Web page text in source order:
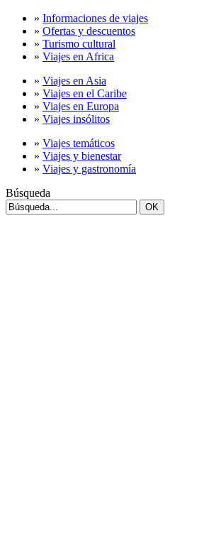
» Informaciones de viajes
» Ofertas y descuentos
» Turismo cultural
» Viajes en Africa
» Viajes en Asia
» Viajes en el Caribe
» Viajes en Europa
» Viajes insólitos
» Viajes temáticos
» Viajes y bienestar
» Viajes y gastronomía
Búsqueda